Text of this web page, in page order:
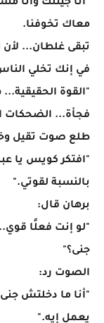
"أنا جيتلك وأنا
معاك تخوفنا.
تبقى غلطان...
في إنك تخلي
"القوة الحقيقية...
فجأة... الضحكات
طلع صوت تقيل
"افتكر كويس يا
بالنسبة لقوتي."
برهان قال:
"لو إنت فعلًا
جنى؟"
الصوت رد:
"أنا ما دخلتش
يعمل إيه."